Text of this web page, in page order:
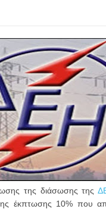
της διάσωσης της
έκπτωσης 10% που